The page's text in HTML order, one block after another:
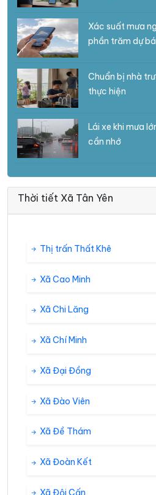
Xác suất mưa
phần trăm dự
Chuẩn bị nhà
thực hiện
Lái xe khi mưa
cần nhớ
Thời tiết Xã Tân Yên
Thị trấn Thất Khê
Xã Cao Minh
Xã Chi Lăng
Xã Chí Minh
Xã Đại Đồng
Xã Đào Viên
Xã Đề Thám
Xã Đoàn Kết
Xã Đội Cấn